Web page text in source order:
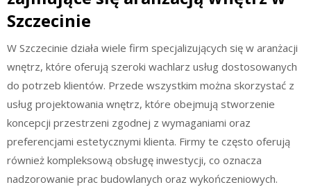
Szczecinie
W Szczecinie działa wiele firm specjalizujących się w aranżacji
wnętrz, które oferują szeroki wachlarz usług dostosowanych
do potrzeb klientów. Przede wszystkim można skorzystać z
usług projektowania wnętrz, które obejmują stworzenie
koncepcji przestrzeni zgodnej z wymaganiami oraz
preferencjami estetycznymi klienta. Firmy te często oferują
również kompleksową obsługę inwestycji, co oznacza
nadzorowanie prac budowlanych oraz wykończeniowych.